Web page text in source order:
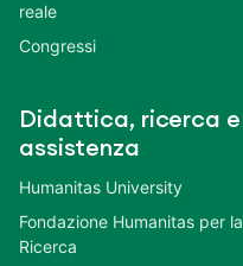
reale
Congressi
Didattica, ricerca e
assistenza
Humanitas University
Fondazione Humanitas per la
Ricerca